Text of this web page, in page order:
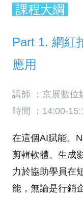
課程大綱
Part 1. 網紅
應用
講師 ：京展數位
時間 ：14:00-
在這個AI賦能、
剪輯軟體、生成
力於協助學員在
能，無論是行銷